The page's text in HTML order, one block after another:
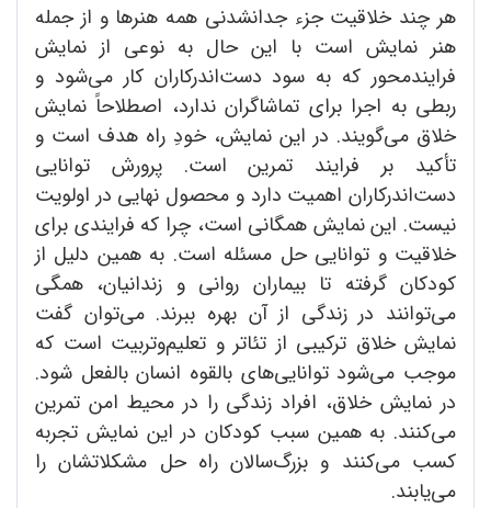
هر چند خلاقیت جزء جدانشدنی همه‌ هنرها و از جمله
هنر نمایش است با این حال به نوعی از نمایش
فرایندمحور که به سود دست‌اندرکاران کار می‌شود و
ربطی به اجرا برای تماشاگران ندارد، اصطلاحاً نمایش
خلاق می‌گویند. در این نمایش، خودِ راه هدف است و
تأکید بر فرایند تمرین است. پرورش توانایی
دست‌اندرکاران اهمیت دارد و محصول نهایی در اولویت
نیست. این نمایش همگانی است، چرا که فرایندی برای
خلاقیت و توانایی حل مسئله است. به همین دلیل از
کودکان گرفته تا بیماران روانی و زندانیان، همگی
می‌توانند در زندگی از آن بهره ببرند. می‌توان گفت
نمایش خلاق ترکیبی از تئاتر و تعلیم‌وتربیت است که
موجب می‌شود توانایی‌های بالقوه انسان بالفعل شود.
در نمایش خلاق، افراد زندگی را در محیط امن تمرین
می‌کنند. به همین سبب کودکان در این نمایش تجربه
کسب می‌کنند و بزرگ‌سالان راه حل مشکلاتشان را
می‌یابند.